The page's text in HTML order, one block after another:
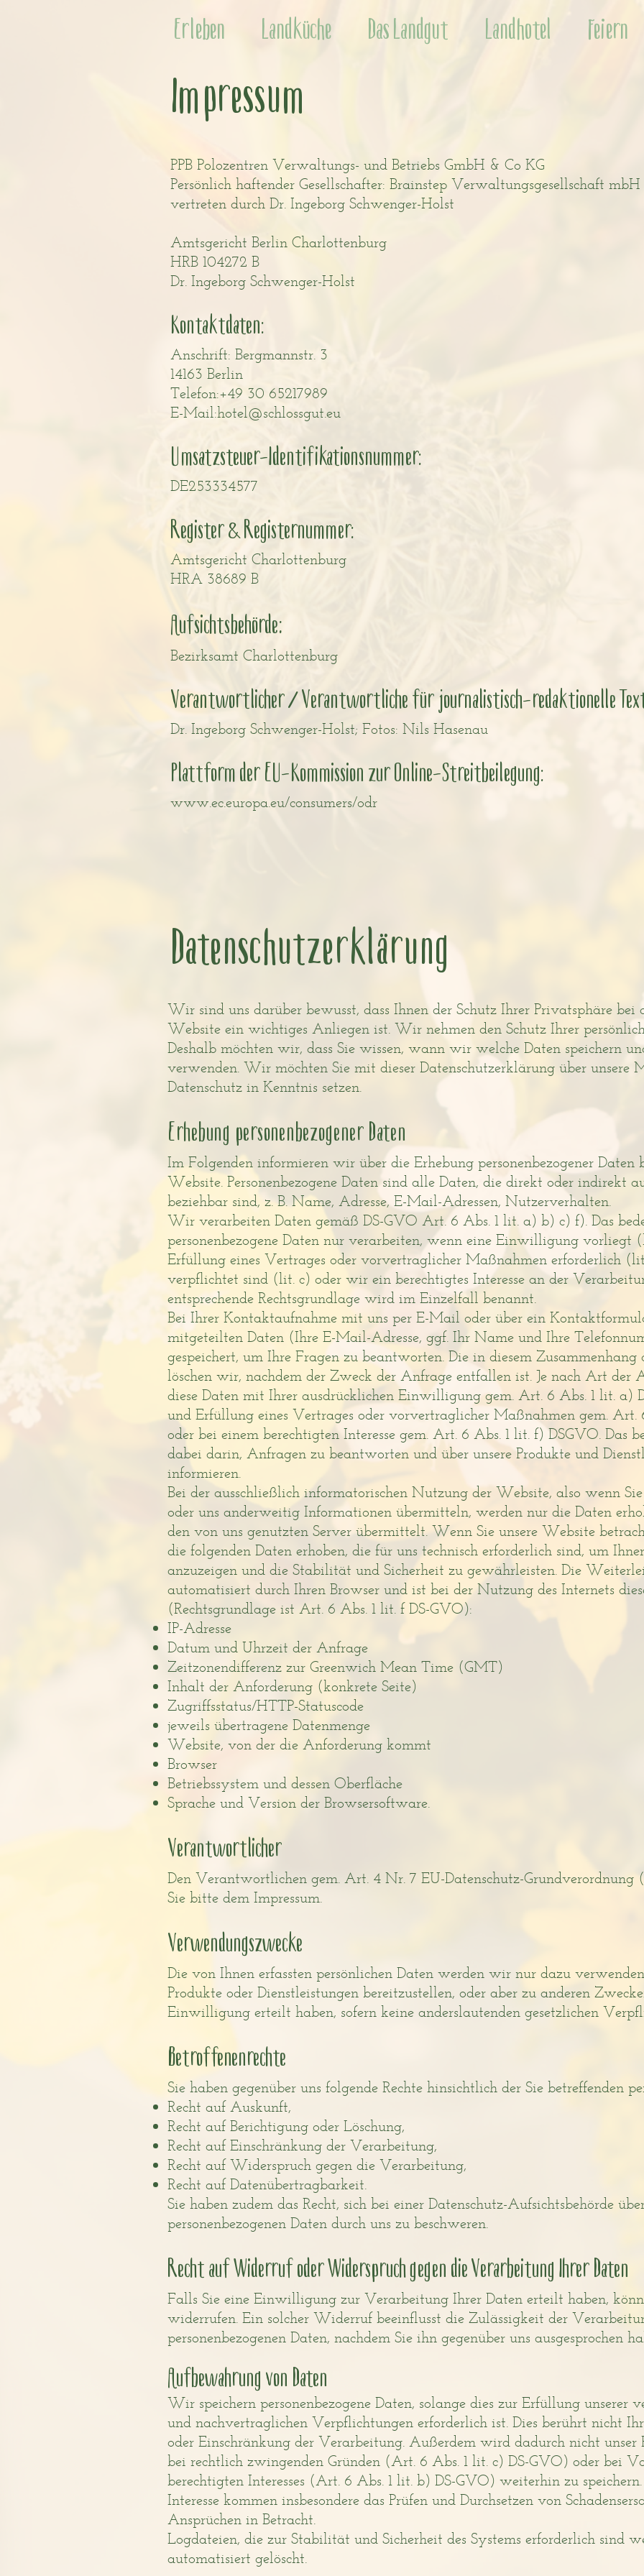
Erleben Landküche Das Landgut Landhotel Feiern
Impressum
PPB Polozentren Verwaltungs- und Betriebs GmbH & Co KG
Persönlich haftender Gesellschafter: Brainstep Verwaltungsgesellschaft mbH
vertreten durch Dr. Ingeborg Schwenger-Holst
Amtsgericht Berlin Charlottenburg
HRB 104272 B
Dr. Ingeborg Schwenger-Holst
Kontaktdaten:
Anschrift: Bergmannstr. 3
14163 Berlin
Telefon:+49 30 65217989
E-Mail:hotel@schlossgut.eu
Umsatzsteuer-Identifikationsnummer:
DE253334577
Register & Registernummer:
Amtsgericht Charlottenburg
HRA 38689 B
Aufsichtsbehörde:
Bezirksamt Charlottenburg
Verantwortlicher / Verantwortliche für journalistisch-redaktionelle
Dr. Ingeborg Schwenger-Holst; Fotos: Nils Hasenau
Plattform der EU-Kommission zur Online-Streitbeilegung:
www.ec.europa.eu/consumers/odr
Datenschutzerklärung
Wir sind uns darüber bewusst, dass Ihnen der Schutz Ihrer Privatsphäre bei
Website ein wichtiges Anliegen ist. Wir nehmen den Schutz Ihrer
Deshalb möchten wir, dass Sie wissen, wann wir welche Daten speichern
verwenden. Wir möchten Sie mit dieser Datenschutzerklärung über unsere
Datenschutz in Kenntnis setzen.
Erhebung personenbezogener Daten
Im Folgenden informieren wir über die Erhebung personenbezogener Daten
Website. Personenbezogene Daten sind alle Daten, die direkt oder indirekt
beziehbar sind, z. B. Name, Adresse, E-Mail-Adressen, Nutzerverhalten.
Wir verarbeiten Daten gemäß DS-GVO Art. 6 Abs. 1 lit. a) b) c) f). Das
personenbezogene Daten nur verarbeiten, wenn eine Einwilligung vorliegt
Erfüllung eines Vertrages oder vorvertraglicher Maßnahmen erforderlich
verpflichtet sind (lit. c) oder wir ein berechtigtes Interesse an der
entsprechende Rechtsgrundlage wird im Einzelfall benannt.
Bei Ihrer Kontaktaufnahme mit uns per E-Mail oder über ein
mitgeteilten Daten (Ihre E-Mail-Adresse, ggf. Ihr Name und Ihre
gespeichert, um Ihre Fragen zu beantworten. Die in diesem
löschen wir, nachdem der Zweck der Anfrage entfallen ist. Je nach Art der
diese Daten mit Ihrer ausdrücklichen Einwilligung gem. Art. 6 Abs. 1 lit. a)
und Erfüllung eines Vertrages oder vorvertraglicher Maßnahmen gem. Art.
oder bei einem berechtigten Interesse gem. Art. 6 Abs. 1 lit. f) DSGVO. Das
dabei darin, Anfragen zu beantworten und über unsere Produkte und
informieren.
Bei der ausschließlich informatorischen Nutzung der Website, also wenn
oder uns anderweitig Informationen übermitteln, werden nur die Daten
den von uns genutzten Server übermittelt. Wenn Sie unsere Website
die folgenden Daten erhoben, die für uns technisch erforderlich sind, um
anzuzeigen und die Stabilität und Sicherheit zu gewährleisten. Die
automatisiert durch Ihren Browser und ist bei der Nutzung des Internets
(Rechtsgrundlage ist Art. 6 Abs. 1 lit. f DS-GVO):
IP-Adresse
Datum und Uhrzeit der Anfrage
Zeitzonendifferenz zur Greenwich Mean Time (GMT)
Inhalt der Anforderung (konkrete Seite)
Zugriffsstatus/HTTP-Statuscode
jeweils übertragene Datenmenge
Website, von der die Anforderung kommt
Browser
Betriebssystem und dessen Oberfläche
Sprache und Version der Browsersoftware.
Verantwortlicher
Den Verantwortlichen gem. Art. 4 Nr. 7 EU-Datenschutz-Grundverordnung
Sie bitte dem Impressum.
Verwendungszwecke
Die von Ihnen erfassten persönlichen Daten werden wir nur dazu
Produkte oder Dienstleistungen bereitzustellen, oder aber zu anderen
Einwilligung erteilt haben, sofern keine anderslautenden gesetzlichen
Betroffenenrechte
Sie haben gegenüber uns folgende Rechte hinsichtlich der Sie betreffenden
Recht auf Auskunft,
Recht auf Berichtigung oder Löschung,
Recht auf Einschränkung der Verarbeitung,
Recht auf Widerspruch gegen die Verarbeitung,
Recht auf Datenübertragbarkeit.
Sie haben zudem das Recht, sich bei einer Datenschutz-Aufsichtsbehörde
personenbezogenen Daten durch uns zu beschweren.
Recht auf Widerruf oder Widerspruch gegen die Verarbeitung Ihrer Daten
Falls Sie eine Einwilligung zur Verarbeitung Ihrer Daten erteilt haben,
widerrufen. Ein solcher Widerruf beeinflusst die Zulässigkeit der
personenbezogenen Daten, nachdem Sie ihn gegenüber uns ausgesprochen
Aufbewahrung von Daten
Wir speichern personenbezogene Daten, solange dies zur Erfüllung unserer
und nachvertraglichen Verpflichtungen erforderlich ist. Dies berührt nicht
oder Einschränkung der Verarbeitung. Außerdem wird dadurch nicht unser
bei rechtlich zwingenden Gründen (Art. 6 Abs. 1 lit. c) DS-GVO) oder bei
berechtigten Interesses (Art. 6 Abs. 1 lit. b) DS-GVO) weiterhin zu
Interesse kommen insbesondere das Prüfen und Durchsetzen von
Ansprüchen in Betracht.
Logdateien, die zur Stabilität und Sicherheit des Systems erforderlich sind
automatisiert gelöscht.